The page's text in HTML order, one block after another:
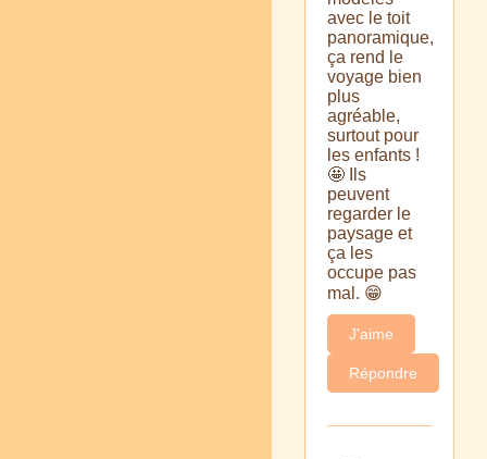
avec le toit
panoramique,
ça rend le
voyage bien
plus
agréable,
surtout pour
les enfants !
🤩 Ils
peuvent
regarder le
paysage et
ça les
occupe pas
mal. 😁
J'aime
Répondre